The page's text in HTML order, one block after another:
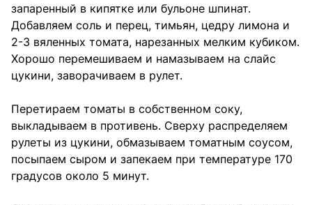
запаренный в кипятке или бульоне шпинат.
Добавляем соль и перец, тимьян, цедру лимона и
2-3 вяленных томата, нарезанных мелким кубиком.
Хорошо перемешиваем и намазываем на слайс
цукини, заворачиваем в рулет.
Перетираем томаты в собственном соку,
выкладываем в противень. Сверху распределяем
рулеты из цукини, обмазываем томатным соусом,
посыпаем сыром и запекаем при температуре 170
градусов около 5 минут.